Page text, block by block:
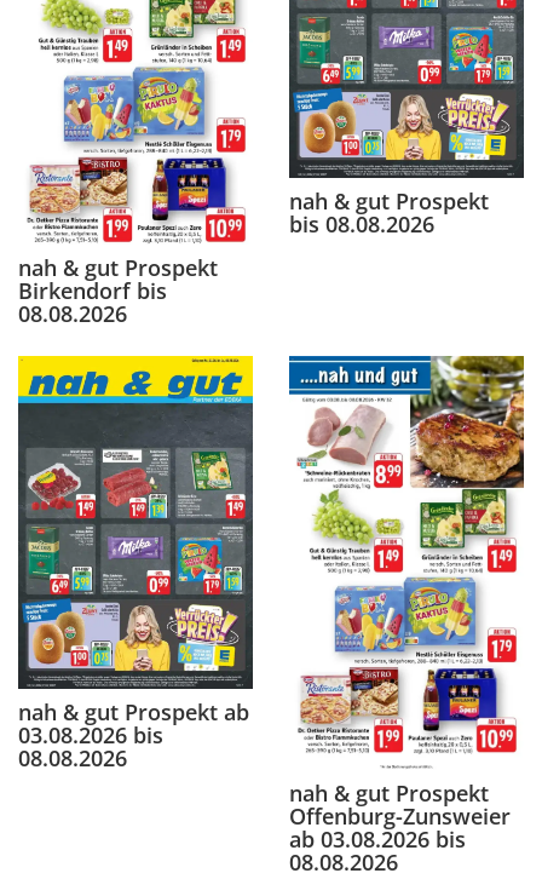
nah & gut Prospekt
Birkendorf bis
08.08.2026
nah & gut Prospekt
bis 08.08.2026
nah & gut Prospekt ab
03.08.2026 bis
08.08.2026
nah & gut Prospekt
Offenburg-Zunsweier
ab 03.08.2026 bis
08.08.2026